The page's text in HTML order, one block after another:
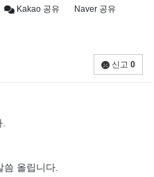
Kakao 공유 Naver 공유
신고 0
올립니다.